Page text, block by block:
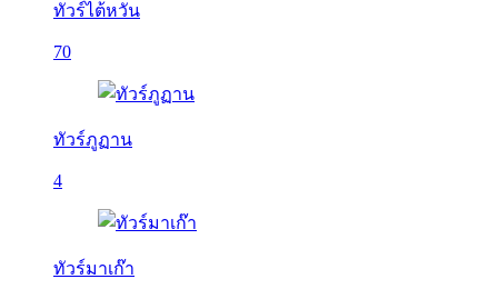
ทัวร์ไต้หวัน
70
ทัวร์ภูฏาน
4
ทัวร์มาเก๊า